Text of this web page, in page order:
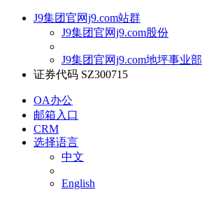
J9集团官网j9.com站群
J9集团官网j9.com股份
J9集团官网j9.com地坪事业部
证券代码 SZ300715
OA办公
邮箱入口
CRM
选择语言
中文
English